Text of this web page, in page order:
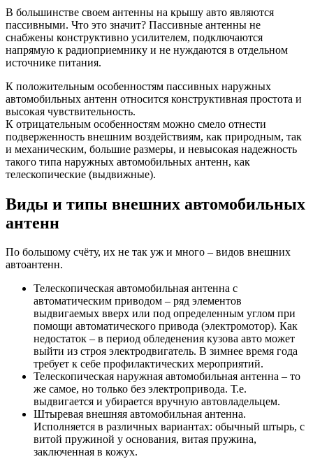
В большинстве своем антенны на крышу авто являются
пассивными. Что это значит? Пассивные антенны не
снабжены конструктивно усилителем, подключаются
напрямую к радиоприемнику и не нуждаются в отдельном
источнике питания.
К положительным особенностям пассивных наружных
автомобильных антенн относится конструктивная простота и
высокая чувствительность.
К отрицательным особенностям можно смело отнести
подверженность внешним воздействиям, как природным, так
и механическим, большие размеры, и невысокая надежность
такого типа наружных автомобильных антенн, как
телескопические (выдвижные).
Виды и типы внешних автомобильных
антенн
По большому счёту, их не так уж и много – видов внешних
автоантенн.
Телескопическая автомобильная антенна с
автоматическим приводом – ряд элементов
выдвигаемых вверх или под определенным углом при
помощи автоматического привода (электромотор). Как
недостаток – в период обледенения кузова авто может
выйти из строя электродвигатель. В зимнее время года
требует к себе профилактических мероприятий.
Телескопическая наружная автомобильная антенна – то
же самое, но только без электропривода. Т.е.
выдвигается и убирается вручную автовладельцем.
Штыревая внешняя автомобильная антенна.
Исполняется в различных вариантах: обычный штырь, с
витой пружиной у основания, витая пружина,
заключенная в кожух.